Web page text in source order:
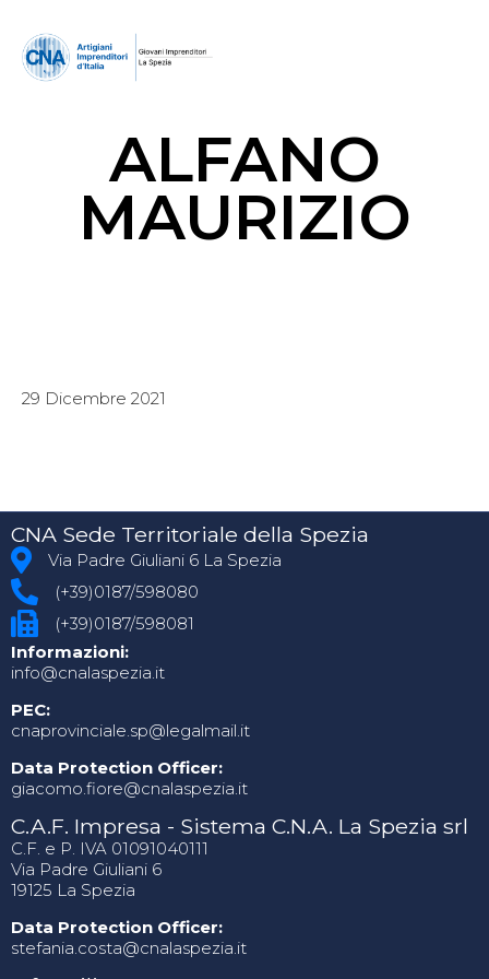
ALFANO
MAURIZIO
29 Dicembre 2021
CNA Sede Territoriale della Spezia
Via Padre Giuliani 6 La Spezia
(+39)0187/598080
(+39)0187/598081
Informazioni:
info@cnalaspezia.it
PEC:
cnaprovinciale.sp@legalmail.it
Data Protection Officer:
giacomo.fiore@cnalaspezia.it
C.A.F. Impresa - Sistema C.N.A. La Spezia srl
C.F. e P. IVA 01091040111
Via Padre Giuliani 6
19125 La Spezia
Data Protection Officer:
stefania.costa@cnalaspezia.it